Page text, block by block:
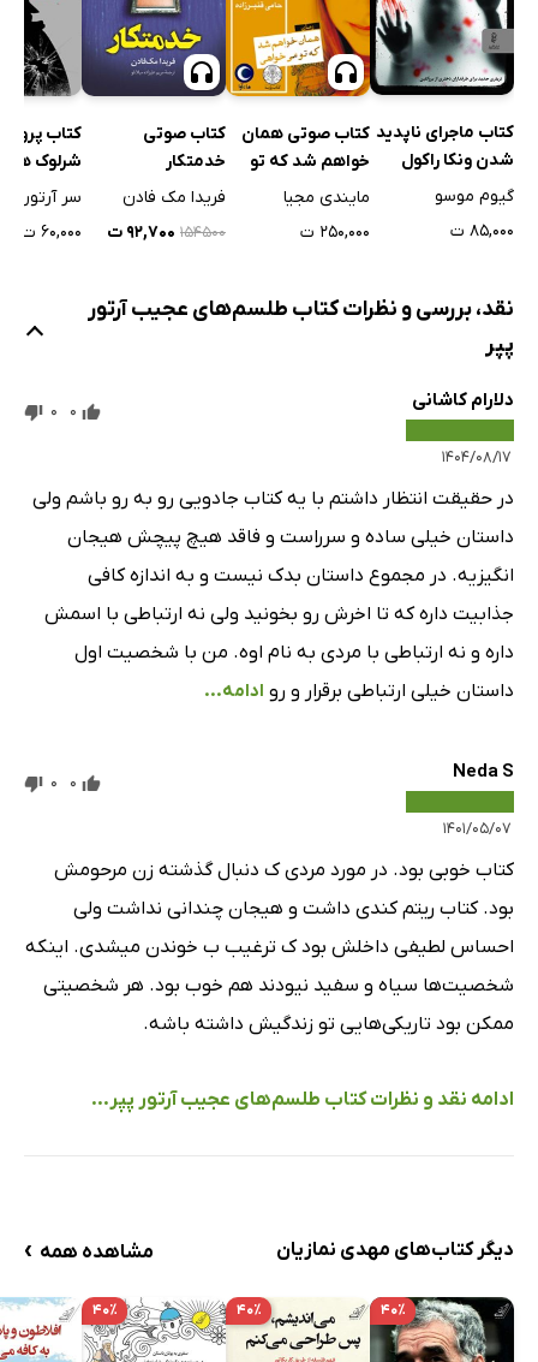
کتاب ماجرای ناپدید
شدن ونکا راکول
گیوم موسو
۸۵,۰۰۰ ت
کتاب صوتی همان
خواهم شد که تو
می‌خواهی
مایندی مجیا
۲۵۰,۰۰۰ ت
کتاب صوتی
خدمتکار
فریدا مک فادن
۱۵۴۵۰۰ ۹۲,۷۰۰ ت
کتاب
شرلوک
سر آرتور
۶۰,۰۰۰ ت
نقد، بررسی و نظرات کتاب طلسم‌های عجیب آرتور
پپر
دلارام کاشانی
۱۴۰۴/۰۸/۱۷
0
0
در حقیقت انتظار داشتم با یه کتاب جادویی رو به رو باشم ولی
داستان خیلی ساده و سرراست و فاقد هیچ پیچش هیجان
انگیزیه. در مجموع داستان بدک نیست و به اندازه کافی
جذابیت داره که تا اخرش رو بخونید ولی نه ارتباطی با اسمش
داره و نه ارتباطی با مردی به نام اوه. من با شخصیت اول
داستان خیلی ارتباطی برقرار و رو ادامه...
Neda S
۱۴۰۱/۰۵/۰۷
0
0
کتاب خوبی بود. در مورد مردی ک دنبال گذشته زن مرحومش
بود. کتاب ریتم کندی داشت و هیجان چندانی نداشت ولی
احساس لطیفی داخلش بود ک ترغیب ب خوندن میشدی. اینکه
شخصیت‌ها سیاه و سفید نیودند هم خوب بود. هر شخصیتی
ممکن بود تاریکی‌هایی تو زندگیش داشته باشه.
ادامه نقد و نظرات کتاب طلسم‌های عجیب آرتور پپر...
دیگر کتاب‌های مهدی نمازیان مشاهده همه ›
۴۰٪ ۴۰٪ ۴۰٪